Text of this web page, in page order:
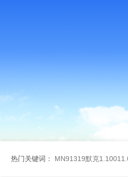
热门关键词： MN91319默克